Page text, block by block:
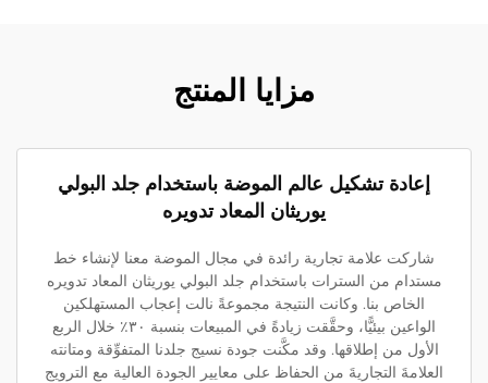
مزايا المنتج
إعادة تشكيل عالم الموضة باستخدام جلد البولي
يوريثان المعاد تدويره
شاركت علامة تجارية رائدة في مجال الموضة معنا لإنشاء خط
مستدام من السترات باستخدام جلد البولي يوريثان المعاد تدويره
الخاص بنا. وكانت النتيجة مجموعةً نالت إعجاب المستهلكين
الواعين بيئيًّا، وحقَّقت زيادةً في المبيعات بنسبة ٣٠٪ خلال الربع
الأول من إطلاقها. وقد مكَّنت جودة نسيج جلدنا المتفوِّقة ومتانته
العلامةَ التجاريةَ من الحفاظ على معايير الجودة العالية مع الترويج